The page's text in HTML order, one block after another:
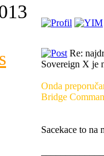
Re:
Sovereign X je
Onda
Bridge
Sacekace to na